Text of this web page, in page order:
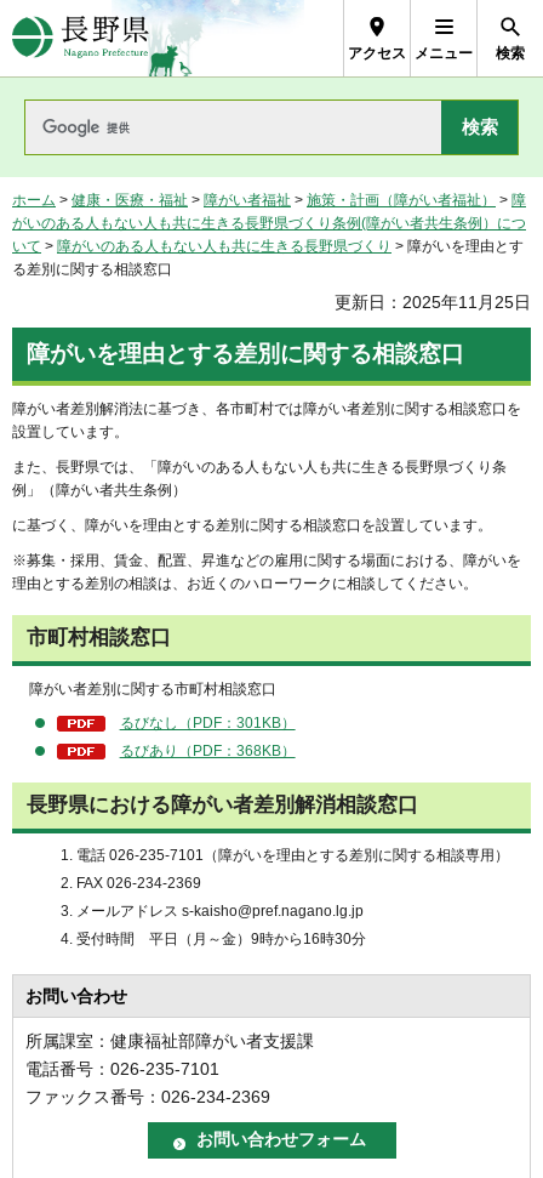
長野県Nagano Prefecture
アクセス メニュー 検索
ホーム > 健康・医療・福祉 > 障がい者福祉 > 施策・計画（障がい者福祉） > 障
がいのある人もない人も共に生きる長野県づくり条例(障がい者共生条例）につ
いて > 障がいのある人もない人も共に生きる長野県づくり > 障がいを理由とす
る差別に関する相談窓口
更新日：2025年11月25日
障がいを理由とする差別に関する相談窓口
障がい者差別解消法に基づき、各市町村では障がい者差別に関する相談窓口を
設置しています。
また、長野県では、「障がいのある人もない人も共に生きる長野県づくり条
例」（障がい者共生条例）
に基づく、障がいを理由とする差別に関する相談窓口を設置しています。
※募集・採用、賃金、配置、昇進などの雇用に関する場面における、障がいを
理由とする差別の相談は、お近くのハローワークに相談してください。
市町村相談窓口
障がい者差別に関する市町村相談窓口
るびなし（PDF：301KB）
るびあり（PDF：368KB）
長野県における障がい者差別解消相談窓口
電話 026-235-7101（障がいを理由とする差別に関する相談専用）
FAX 026-234-2369
メールアドレス s-kaisho@pref.nagano.lg.jp
受付時間 平日（月～金）9時から16時30分
お問い合わせ
所属課室：健康福祉部障がい者支援課
電話番号：026-235-7101
ファックス番号：026-234-2369